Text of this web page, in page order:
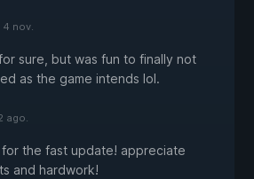
4 nov.
sure, but was fun to finally not
as the game intends lol.
ago.
the fast update! appreciate
and hardwork!